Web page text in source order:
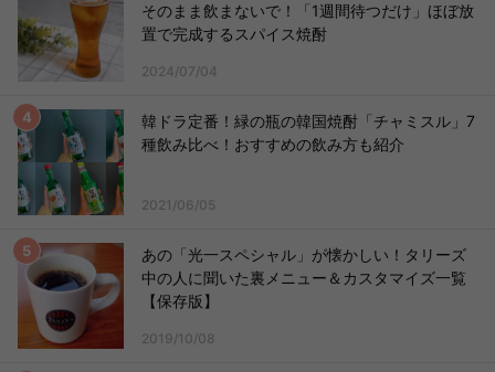
そのまま飲まないで！「1週間待つだけ」ほぼ放
置で完成するスパイス焼酎
2024/07/04
韓ドラ定番！緑の瓶の韓国焼酎「チャミスル」7
種飲み比べ！おすすめの飲み方も紹介
2021/06/05
あの「光一スペシャル」が懐かしい！タリーズ
中の人に聞いた裏メニュー＆カスタマイズ一覧
【保存版】
2019/10/08